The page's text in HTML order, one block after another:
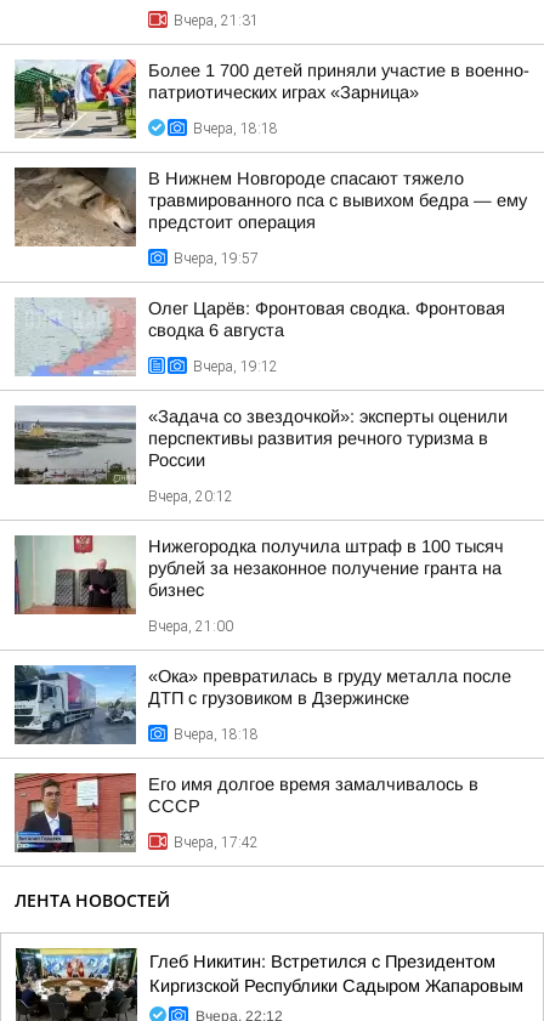
Вчера, 21:31
Более 1 700 детей приняли участие в военно-
патриотических играх «Зарница»
Вчера, 18:18
В Нижнем Новгороде спасают тяжело
травмированного пса с вывихом бедра — ему
предстоит операция
Вчера, 19:57
Олег Царёв: Фронтовая сводка. Фронтовая
сводка 6 августа
Вчера, 19:12
«Задача со звездочкой»: эксперты оценили
перспективы развития речного туризма в
России
Вчера, 20:12
Нижегородка получила штраф в 100 тысяч
рублей за незаконное получение гранта на
бизнес
Вчера, 21:00
«Ока» превратилась в груду металла после
ДТП с грузовиком в Дзержинске
Вчера, 18:18
Его имя долгое время замалчивалось в
СССР
Вчера, 17:42
ЛЕНТА НОВОСТЕЙ
Глеб Никитин: Встретился с Президентом
Киргизской Республики Садыром Жапаровым
Вчера, 22:12